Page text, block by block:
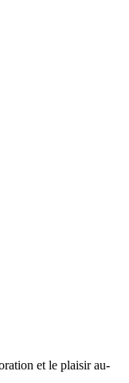
et le plaisir au-